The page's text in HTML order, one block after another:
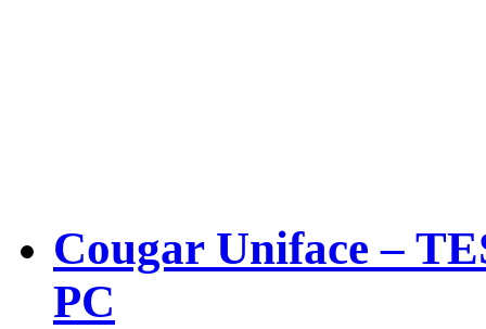
Cougar Uniface –
PC